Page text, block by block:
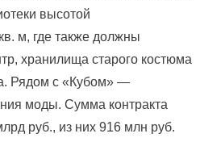
высотой
м, где также должны
хранилища старого костюма
Рядом с «Кубом» —
моды. Сумма контракта
руб., из них 916 млн руб.